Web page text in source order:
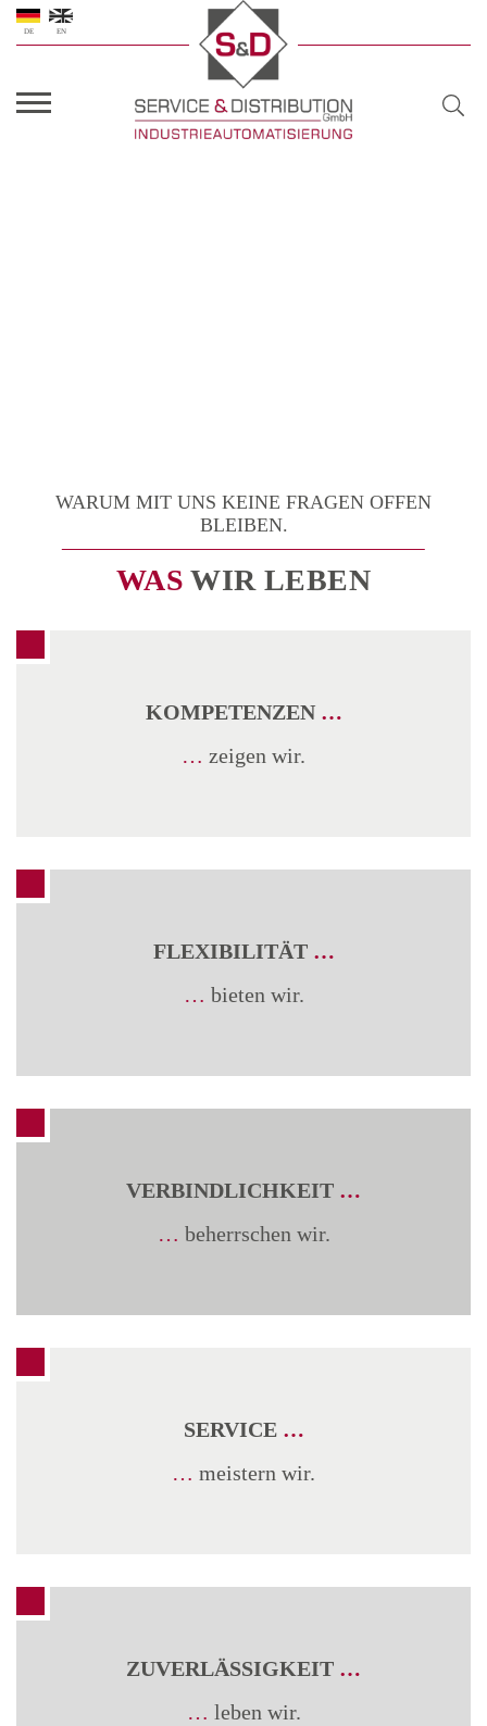
DE EN
WARUM MIT UNS KEINE FRAGEN OFFEN
BLEIBEN.
WAS WIR LEBEN
KOMPETENZEN …
… zeigen wir.
FLEXIBILITÄT …
… bieten wir.
VERBINDLICHKEIT …
… beherrschen wir.
SERVICE …
… meistern wir.
ZUVERLÄSSIGKEIT …
… leben wir.